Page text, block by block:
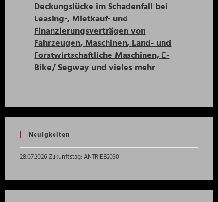
Deckungslücke im Schadenfall bei
Leasing-, Mietkauf- und
Finanzierungsverträgen von
Fahrzeugen, Maschinen, Land- und
Forstwirtschaftliche Maschinen, E-
Bike/ Segway und vieles mehr
Neuigkeiten
28.07.2026 Zukunftstag: ANTRIEB2030